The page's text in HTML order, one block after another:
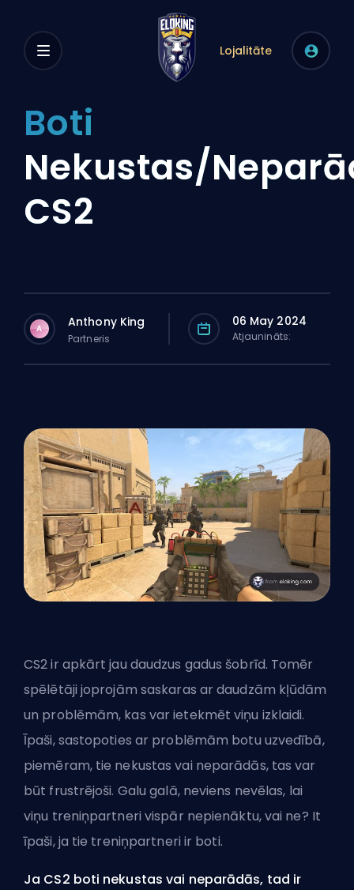
Lojalitāte
Boti
Nekustas/
CS2
A Anthony King
Partneris
06 May 2024
Atjaunināts:
CS2 ir apkārt jau daudzus gadus šobrīd. Tomēr
spēlētāji joprojām saskaras ar daudzām kļūdām
un problēmām, kas var ietekmēt viņu izklaidi.
Īpaši, sastopoties ar problēmām botu uzvedībā,
piemēram, tie nekustas vai neparādās, tas var
būt frustrējoši. Galu galā, neviens nevēlas, lai
viņu treniņpartneri vispār nepienāktu, vai ne? It
īpaši, ja tie treniņpartneri ir boti.
Ja CS2 boti nekustas vai neparādās, tad ir